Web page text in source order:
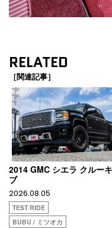
RELATED
［関連記事］
2014 GMC シエラ クルー
ブ
2026.08.05
TEST RIDE
BUBU / ミツオカ